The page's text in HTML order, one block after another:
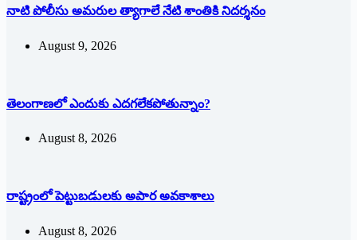
నాటి పోలీసు అమరుల త్యాగాలే నేటి శాంతికి నిదర్శనం
August 9, 2026
తెలంగాణలో ఎందుకు ఎదగలేకపోతున్నాం?
August 8, 2026
రాష్ట్రంలో పెట్టుబడులకు అపార అవకాశాలు
August 8, 2026